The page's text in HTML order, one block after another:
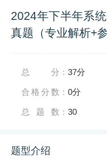
2024年下半年系
真题（专业解析+
总分 ：37分
合格分数 ：0分
总题数 ：30
题型介绍